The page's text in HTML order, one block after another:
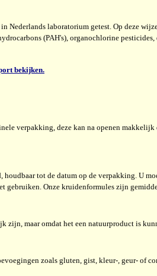
Nederlands laboratorium getest. Op deze
(PAH's), organochlorine
bekijken.
verpakking, deze kan na openen
tot de datum op de verpakking. U
gebruiken. Onze kruidenformules zijn
maar omdat het een natuurproduct is
zoals gluten, gist, kleur-, geur- of